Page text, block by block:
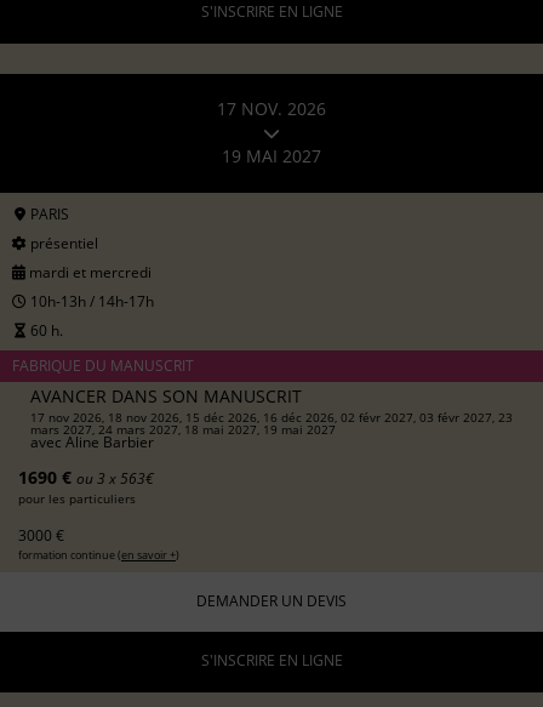
S'INSCRIRE EN LIGNE
17 NOV. 2026
19 MAI 2027
PARIS
présentiel
mardi et mercredi
10h-13h / 14h-17h
60 h.
FABRIQUE DU MANUSCRIT
AVANCER DANS SON MANUSCRIT
17 nov 2026, 18 nov 2026, 15 déc 2026, 16 déc 2026, 02 févr 2027, 03 févr 2027, 23
mars 2027, 24 mars 2027, 18 mai 2027, 19 mai 2027
avec Aline Barbier
1690 € ou 3 x 563€
pour les particuliers
3000 €
formation continue (en savoir +)
DEMANDER UN DEVIS
S'INSCRIRE EN LIGNE